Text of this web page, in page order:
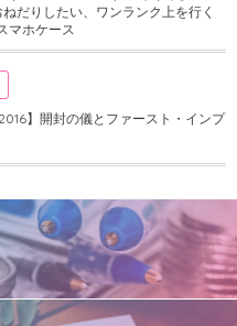
だりしたい、ワンランク上を行く
マホケース
】開封の儀とファースト・インプ